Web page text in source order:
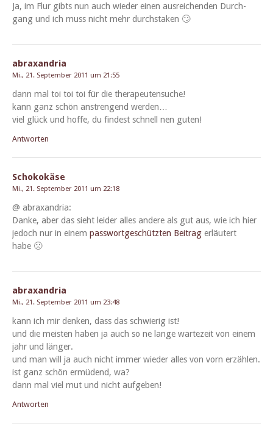
Ja, im Flur gibts nun auch wieder einen aus­re­ichen­den Durch­
gang und ich muss nicht mehr durchstaken 🙄
abraxandria
Mi., 21. September 2011 um 21:55
dann mal toi toi toi für die therapeutensuche!
kann ganz schön anstren­gend werden…
viel glück und hoffe, du find­est schnell nen guten!
Antworten
Schokokäse
Mi., 21. September 2011 um 22:18
@ abraxan­dria:
Danke, aber das sieht lei­der alles andere als gut aus, wie ich hier
jedoch nur in einem pass­wort­geschützten Beitrag erläutert
habe 🙁
abraxandria
Mi., 21. September 2011 um 23:48
kann ich mir denken, dass das schwierig ist!
und die meis­ten haben ja auch so ne lange wartezeit von einem
jahr und länger.
und man will ja auch nicht immer wieder alles von vorn erzählen.
ist ganz schön ermü­dend, wa?
dann mal viel mut und nicht aufgeben!
Antworten